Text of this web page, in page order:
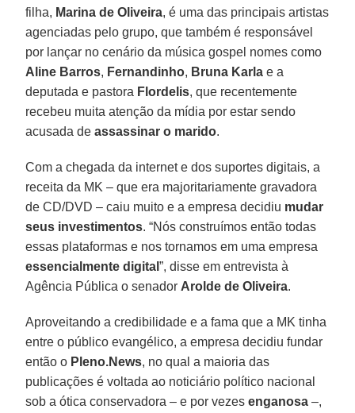
filha, Marina de Oliveira, é uma das principais artistas
agenciadas pelo grupo, que também é responsável
por lançar no cenário da música gospel nomes como
Aline Barros, Fernandinho, Bruna Karla e a
deputada e pastora Flordelis, que recentemente
recebeu muita atenção da mídia por estar sendo
acusada deassassinar o marido.
Com a chegada da internet e dos suportes digitais, a
receita da MK – que era majoritariamente gravadora
de CD/DVD – caiu muito e a empresa decidiu mudar
seus investimentos. “Nós construímos então todas
essas plataformas e nos tornamos em uma empresa
essencialmente digital”, disse em entrevista à
Agência Pública o senador Arolde de Oliveira.
Aproveitando a credibilidade e a fama que a MK tinha
entre o público evangélico, a empresa decidiu fundar
então o Pleno.News, no qual a maioria das
publicações é voltada ao noticiário político nacional
sob a ótica conservadora – e por vezesenganosa –,